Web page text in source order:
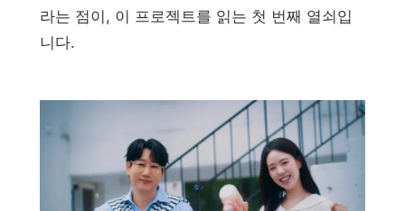
라는 점이, 이 프로젝트를 읽는 첫 번째 열쇠입
니다.